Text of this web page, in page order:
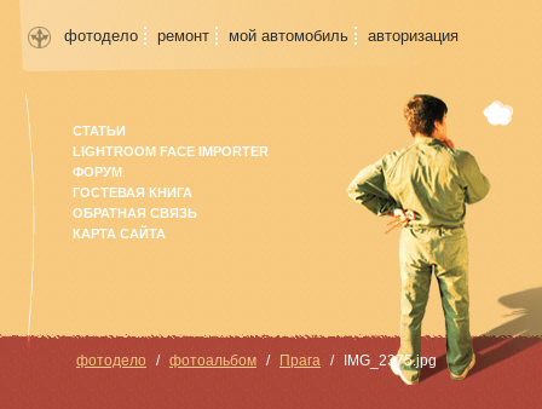
фотодело ремонт мой автомобиль авторизация
СТАТЬИ
LIGHTROOM FACE IMPORTER
ФОРУМ
ГОСТЕВАЯ КНИГА
ОБРАТНАЯ СВЯЗЬ
КАРТА САЙТА
фотодело фотоальбом Прага IMG_2375.jpg